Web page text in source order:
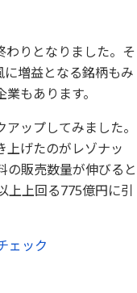
わりとなりました。そ
増益となる銘柄もみ
もあります。
ップしてみました。
上げたのがレゾナッ
の販売数量が伸びると
上上回る775億円に引
ェック